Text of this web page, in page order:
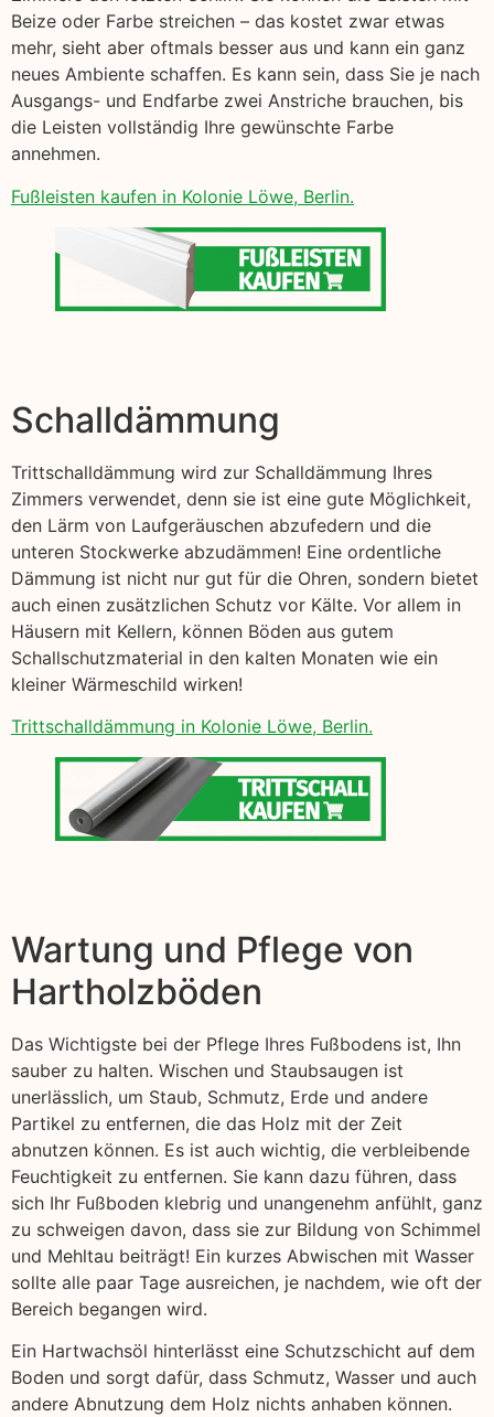
Beize oder Farbe streichen – das kostet zwar etwas
mehr, sieht aber oftmals besser aus und kann ein ganz
neues Ambiente schaffen. Es kann sein, dass Sie je nach
Ausgangs- und Endfarbe zwei Anstriche brauchen, bis
die Leisten vollständig Ihre gewünschte Farbe
annehmen.
Fußleisten kaufen in Kolonie Löwe, Berlin.
Schalldämmung
Trittschalldämmung wird zur Schalldämmung Ihres
Zimmers verwendet, denn sie ist eine gute Möglichkeit,
den Lärm von Laufgeräuschen abzufedern und die
unteren Stockwerke abzudämmen! Eine ordentliche
Dämmung ist nicht nur gut für die Ohren, sondern bietet
auch einen zusätzlichen Schutz vor Kälte. Vor allem in
Häusern mit Kellern, können Böden aus gutem
Schallschutzmaterial in den kalten Monaten wie ein
kleiner Wärmeschild wirken!
Trittschalldämmung in Kolonie Löwe, Berlin.
Wartung und Pflege von
Hartholzböden
Das Wichtigste bei der Pflege Ihres Fußbodens ist, Ihn
sauber zu halten. Wischen und Staubsaugen ist
unerlässlich, um Staub, Schmutz, Erde und andere
Partikel zu entfernen, die das Holz mit der Zeit
abnutzen können. Es ist auch wichtig, die verbleibende
Feuchtigkeit zu entfernen. Sie kann dazu führen, dass
sich Ihr Fußboden klebrig und unangenehm anfühlt, ganz
zu schweigen davon, dass sie zur Bildung von Schimmel
und Mehltau beiträgt! Ein kurzes Abwischen mit Wasser
sollte alle paar Tage ausreichen, je nachdem, wie oft der
Bereich begangen wird.
Ein Hartwachsöl hinterlässt eine Schutzschicht auf dem
Boden und sorgt dafür, dass Schmutz, Wasser und auch
andere Abnutzung dem Holz nichts anhaben können.